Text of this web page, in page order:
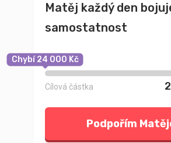
Matěj každý den
samostatnost
Chybí 24 000 Kč
Cílová částka
Podpořím